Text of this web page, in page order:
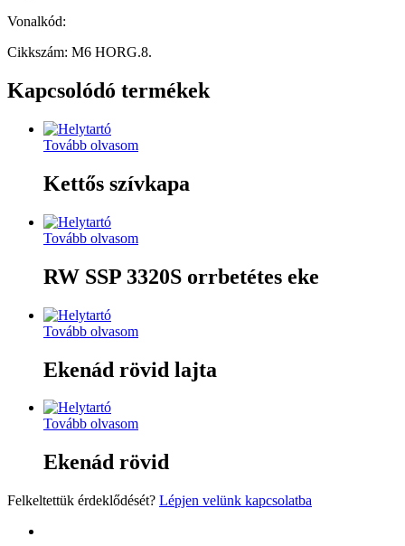
Vonalkód:
Cikkszám: M6 HORG.8.
Kapcsolódó termékek
Tovább olvasom
Kettős szívkapa
Tovább olvasom
RW SSP 3320S orrbetétes eke
Tovább olvasom
Ekenád rövid lajta
Tovább olvasom
Ekenád rövid
Felkeltettük érdeklődését? Lépjen velünk kapcsolatba